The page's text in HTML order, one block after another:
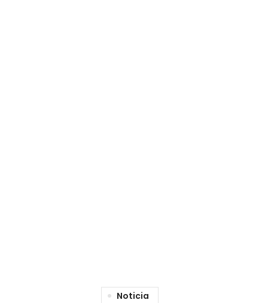
Noticia